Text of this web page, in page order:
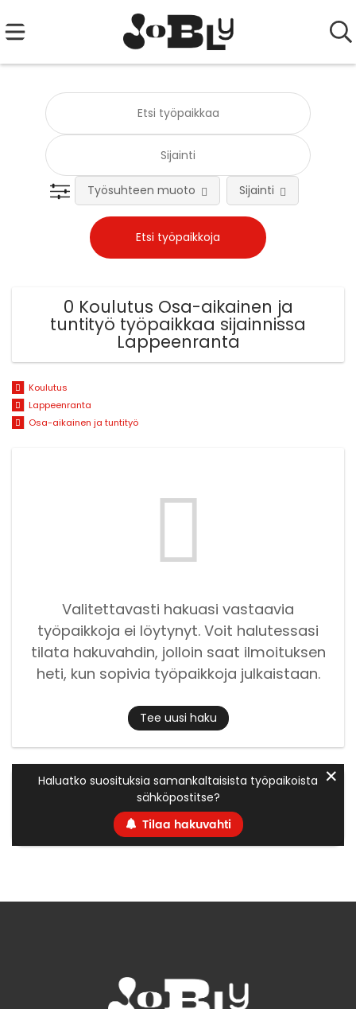
Työsuhteen muoto Sijainti
0 Koulutus Osa-aikainen ja
tuntityö työpaikkaa sijainnissa
Lappeenranta
Koulutus
Lappeenranta
Osa-aikainen ja tuntityö
Valitettavasti hakuasi vastaavia
työpaikkoja ei löytynyt. Voit halutessasi
tilata hakuvahdin, jolloin saat ilmoituksen
heti, kun sopivia työpaikkoja julkaistaan.
Tee uusi haku
Haluatko suosituksia samankaltaisista työpaikoista
sähköpostitse?
Tilaa hakuvahti
✕